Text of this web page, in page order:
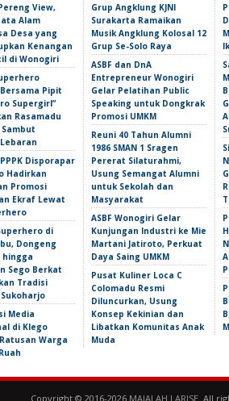
View,
Alam
Desa yang
Kenangan
di Wonogiri
Pipit
Supergirl”
Rasamadu
Disporapar
Hadirkan
Promosi
Ekraf Lewat
di
Dongeng
hingga
Sego Berkat
Tradisi
Media
di Klego
Warga
Grup Angklung KJNI
Surakarta Ramaikan
Musik Angklung Kolosal 12
Grup Se-Solo Raya
ASBF dan DnA
Entrepreneur Wonogiri
Gelar Pelatihan Public
Speaking untuk Dongkrak
Promosi UMKM
Reuni 40 Tahun Alumni
1986 SMAN 1 Sragen
Pererat Silaturahmi,
Usung Semangat Alumni
untuk Sekolah dan
Masyarakat
ASBF Wonogiri Gelar
Kunjungan Industri ke Mie
Martani Jatiroto, Perkuat
Daya Saing UMKM
Pusat Kuliner Loca C
Colomadu Resmi
Diluncurkan, Usung
Konsep Kekinian dan
Libatkan Komunitas Anak
Muda
Copyright © 2016-2026 MAJALAH LARISE. All